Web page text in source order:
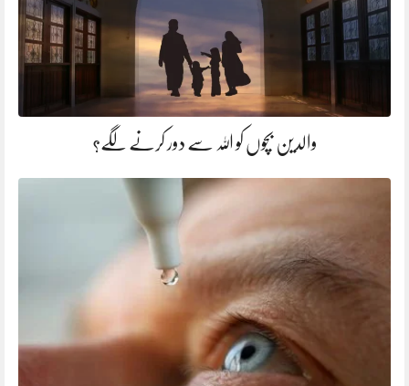
والدین بچوں کو اللہ سے دور کرنے لگے؟